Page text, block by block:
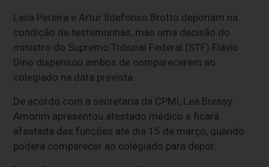
Leila Pereira e Artur Ildefonso Brotto deporiam na
condição de testemunhas, mas uma decisão do
ministro do Supremo Tribunal Federal (STF) Flávio
Dino dispensou ambos de comparecerem ao
colegiado na data prevista.
De acordo com a secretaria da CPMI, Lea Bressy
Amorim apresentou atestado médico e ficará
afastada das funções até dia 15 de março, quando
poderá comparecer ao colegiado para depor.